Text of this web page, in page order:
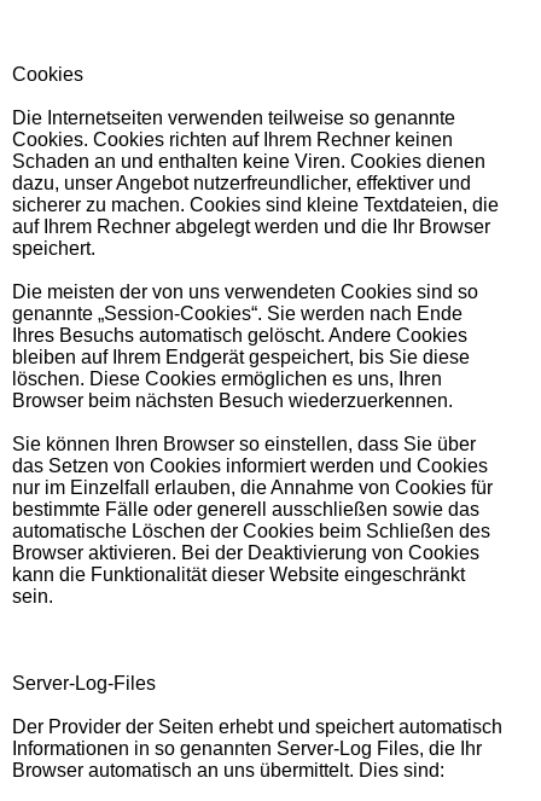
Cookies
Die Internetseiten verwenden teilweise so genannte
Cookies. Cookies richten auf Ihrem Rechner keinen
Schaden an und enthalten keine Viren. Cookies dienen
dazu, unser Angebot nutzerfreundlicher, effektiver und
sicherer zu machen. Cookies sind kleine Textdateien, die
auf Ihrem Rechner abgelegt werden und die Ihr Browser
speichert.
Die meisten der von uns verwendeten Cookies sind so
genannte „Session-Cookies“. Sie werden nach Ende
Ihres Besuchs automatisch gelöscht. Andere Cookies
bleiben auf Ihrem Endgerät gespeichert, bis Sie diese
löschen. Diese Cookies ermöglichen es uns, Ihren
Browser beim nächsten Besuch wiederzuerkennen.
Sie können Ihren Browser so einstellen, dass Sie über
das Setzen von Cookies informiert werden und Cookies
nur im Einzelfall erlauben, die Annahme von Cookies für
bestimmte Fälle oder generell ausschließen sowie das
automatische Löschen der Cookies beim Schließen des
Browser aktivieren. Bei der Deaktivierung von Cookies
kann die Funktionalität dieser Website eingeschränkt
sein.
Server-Log-Files
Der Provider der Seiten erhebt und speichert automatisch
Informationen in so genannten Server-Log Files, die Ihr
Browser automatisch an uns übermittelt. Dies sind: